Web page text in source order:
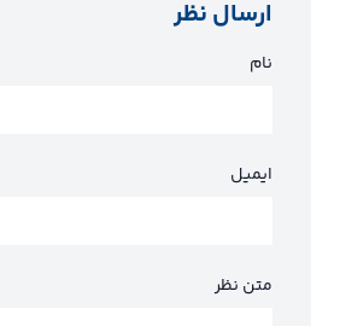
ارسال نظر
نام
ایمیل
متن نظر